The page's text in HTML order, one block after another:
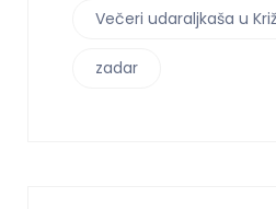
Večeri udaraljkaša u
zadar